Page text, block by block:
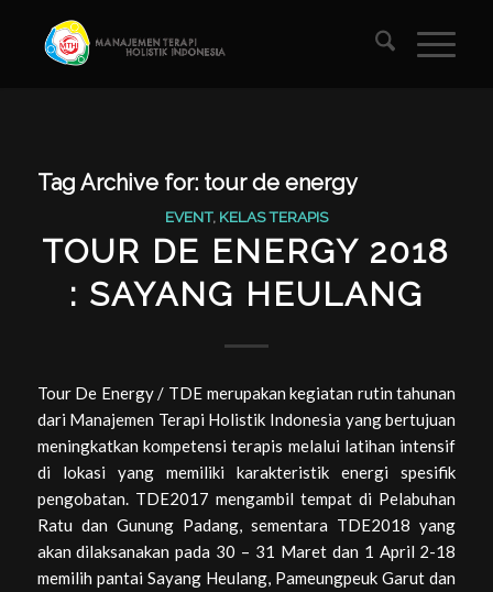
Tag Archive for: tour de energy
EVENT, KELAS TERAPIS
TOUR DE ENERGY 2018
: SAYANG HEULANG
Tour De Energy / TDE merupakan kegiatan rutin tahunan
dari Manajemen Terapi Holistik Indonesia yang bertujuan
meningkatkan kompetensi terapis melalui latihan intensif
di lokasi yang memiliki karakteristik energi spesifik
pengobatan. TDE2017 mengambil tempat di Pelabuhan
Ratu dan Gunung Padang, sementara TDE2018 yang
akan dilaksanakan pada 30 – 31 Maret dan 1 April 2-18
memilih pantai Sayang Heulang, Pameungpeuk Garut dan